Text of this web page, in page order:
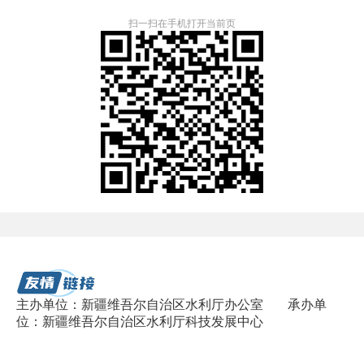
扫一扫在手机打开当前页
主办单位：新疆维吾尔自治区水利厅办公室
承办单
位：新疆维吾尔自治区水利厅科技发展中心